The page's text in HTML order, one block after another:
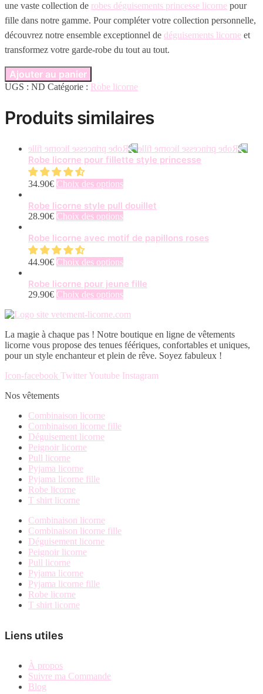
une vaste collection de robes déguisements princesse licorne pour
fille dans notre gamme. Pour compléter votre collection personnelle,
découvrez notre ensemble exceptionnel de déguisements licorne et
transformez votre garde-robe du tout au tout.
Ajouter au panier
UGS : ND Catégorie : Robe licorne
Produits similaires
Robe licorne pour fillette style princesse
34.90€ Choix des optionsCe
a
Les
peuvent
être
choisies
sur
la
du
produit
Robe licorne style pull douillet
28.90€ Choix des optionsCe
a
variations.
Les
options
peuvent
être
choisies
sur
la
page
du
Robe licorne avec motif de papillons roses
44.90€ Choix des optionsCe
a
Les
peuvent
être
choisies
la
Robe licorne pour jeune fille
29.90€ Choix des optionsCe
a
variations.
Les
options
être
La magie à chaque pas ! Notre boutique en ligne de vêtements
licorne vous propose des tenues féériques, confortables et uniques,
pour un style enchanteur et plein de rêve. Soyez fabuleux !
Icon-facebook Twitter Youtube Instagram
Nos vêtements
Combinaison licorne
Combinaison licorne fille
Déguisement licorne
Peignoir licorne
Pull licorne
Pyjama licorne
Pyjama licorne fille
Robe licorne
T shirt licorne
Combinaison licorne
Combinaison licorne fille
Déguisement licorne
Peignoir licorne
Pull licorne
Pyjama licorne
Pyjama licorne fille
Robe licorne
T shirt licorne
Liens utiles
À propos
Suivre ma Commande
Blog